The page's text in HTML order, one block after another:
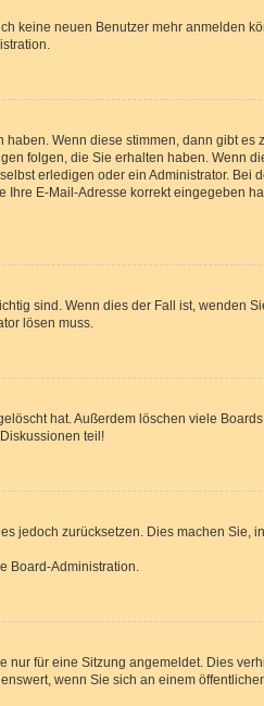
keine neuen Benutzer mehr anmelden
Wenn diese stimmen, dann gibt es
folgen, die Sie erhalten haben. Wenn
erledigen oder ein Administrator.
E-Mail-Adresse korrekt eingegeben
sind. Wenn dies der Fall ist, wenden
lösen muss.
hat. Außerdem löschen viele
teil!
jedoch zurücksetzen. Dies machen Sie,
Board-Administration.
für eine Sitzung angemeldet. Dies
wenn Sie sich an einem